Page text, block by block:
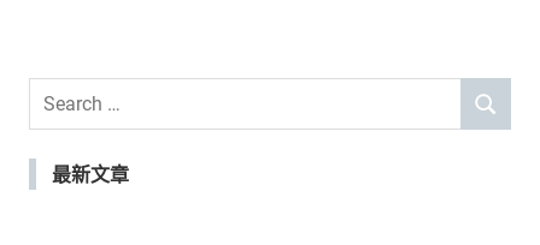
Search
SEARCH
最新文章